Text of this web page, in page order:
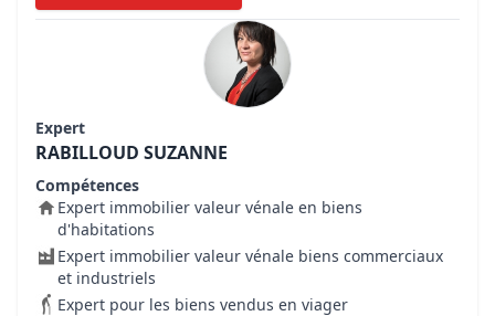
Expert
RABILLOUD SUZANNE
Compétences
Expert immobilier valeur vénale en biens
d'habitations
Expert immobilier valeur vénale biens commerciaux
et industriels
Expert pour les biens vendus en viager